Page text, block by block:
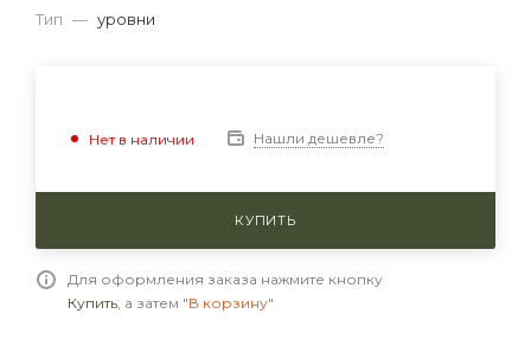
Тип — уровни
Нет в наличии Нашли дешевле?
КУПИТЬ
Для оформления заказа нажмите кнопку
Купить, а затем "В корзину"